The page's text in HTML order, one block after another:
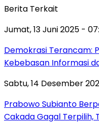
Berita Terkait
Jumat, 13 Juni 2025 -
Demokrasi Terancam:
Kebebasan Informasi
Sabtu, 14 Desember
Prabowo Subianto
Cakada Gagal Terpilih,